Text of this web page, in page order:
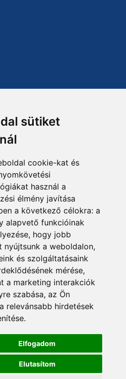
sütiket
cookie-kat és
használ a
élmény javítása
a következő célokra: a
alapvető funkcióinak
, hogy jobb
nyújtsunk a weboldalon,
és szolgáltatásaink
mérése,
a marketing interakciók
szabása, az Ön
relevánsabb hirdetések
.
Elfogadom
Elutasítom- Minden jog